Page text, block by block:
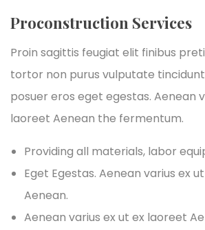
Proconstruction Services
Proin sagittis feugiat elit finibus
tortor non purus vulputate
posuer eros eget egestas. Aenean
laoreet Aenean the fermentum.
Providing all materials, labor
Eget Egestas. Aenean varius ex
Aenean.
Aenean varius ex ut ex laoreet